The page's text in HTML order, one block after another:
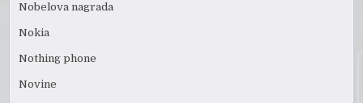
Nobelova nagrada
Nokia
Nothing phone
Novine